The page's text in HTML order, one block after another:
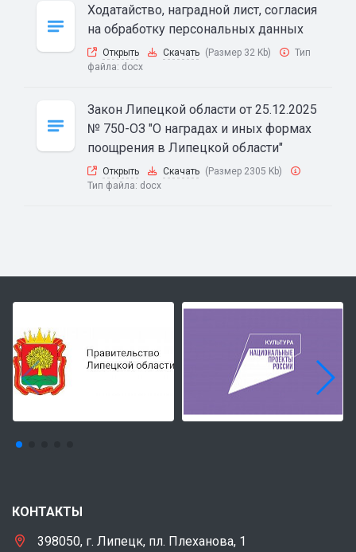
Ходатайство, наградной лист, согласия
на обработку персональных данных
Открыть Скачать (Размер 32 Kb)
Тип
файла: docx
Закон Липецкой области от 25.12.2025
№ 750-ОЗ "О наградах и иных формах
поощрения в Липецкой области"
Открыть Скачать (Размер 2305 Kb)
Тип файла: docx
КОНТАКТЫ
398050, г. Липецк, пл. Плеханова, 1